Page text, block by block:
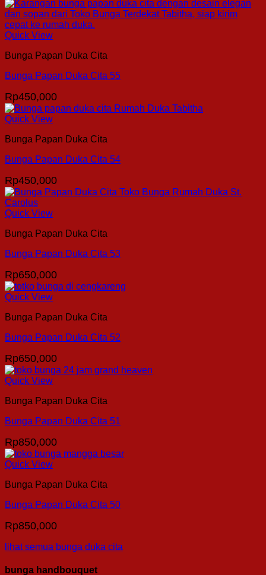
Quick View
Bunga Papan Duka Cita
Bunga Papan Duka Cita 55
Rp450,000
Quick View
Bunga Papan Duka Cita
Bunga Papan Duka Cita 54
Rp450,000
Quick View
Bunga Papan Duka Cita
Bunga Papan Duka Cita 53
Rp650,000
Quick View
Bunga Papan Duka Cita
Bunga Papan Duka Cita 52
Rp650,000
Quick View
Bunga Papan Duka Cita
Bunga Papan Duka Cita 51
Rp850,000
Quick View
Bunga Papan Duka Cita
Bunga Papan Duka Cita 50
Rp850,000
lihat semua bunga duka cita
bunga handbouquet